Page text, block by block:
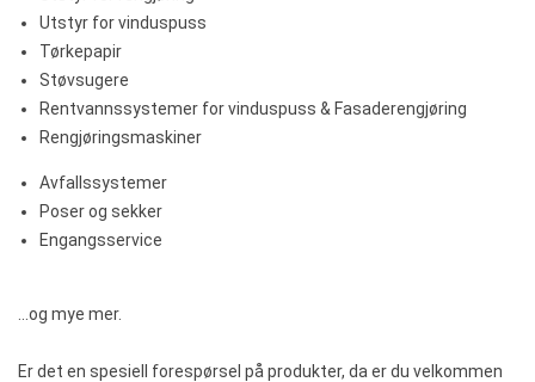
Utstyr for vinduspuss
Tørkepapir
Støvsugere
Rentvanns­systemer for vinduspuss & Fasaderengjøring
Rengjøringsmaskiner
Avfallssystemer
Poser og sekker
Engangsservice
...og mye mer.
Er det en spesiell forespørsel på produkter, da er du velkommen